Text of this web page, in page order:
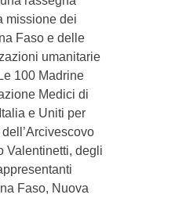
missione dei
Faso e delle
umanitarie
100 Madrine
Medici di
e Uniti per
Valentinetti, degli
Faso, Nuova